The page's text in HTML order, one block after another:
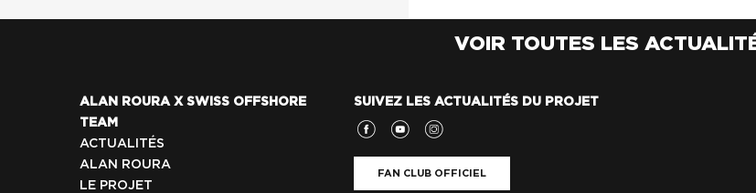
VOIR TOUTES LES
ALAN ROURA X SWISS OFFSHORE
TEAM
ACTUALITÉS
ALAN ROURA
LE PROJET
SUIVEZ LES ACTUALITÉS DU PROJET
FAN CLUB OFFICIEL